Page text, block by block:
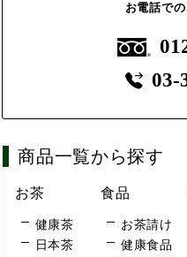
お電話で
03-
商品一覧から探す
お茶
健康茶
日本茶
食品
お茶請け
健康食品